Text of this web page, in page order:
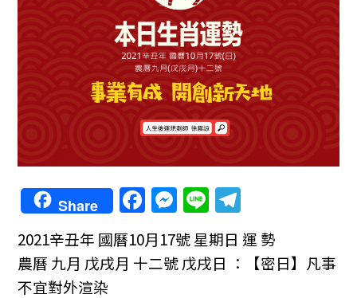
Share F
a
c
e
M
e
ss
e
Li
n
e
el
e
gr
2021辛丑年 國曆10月17號 星期日 運 勢
農曆 九月 戊戌月 十二號 戊戌日 ：【密日】凡事
不宜對外渲染